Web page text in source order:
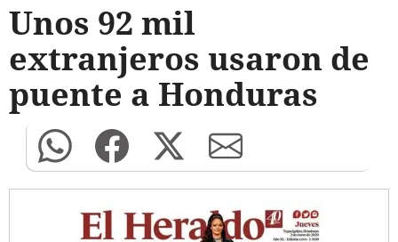
Unos 92 mil
extranjeros usaron de
puente a Honduras